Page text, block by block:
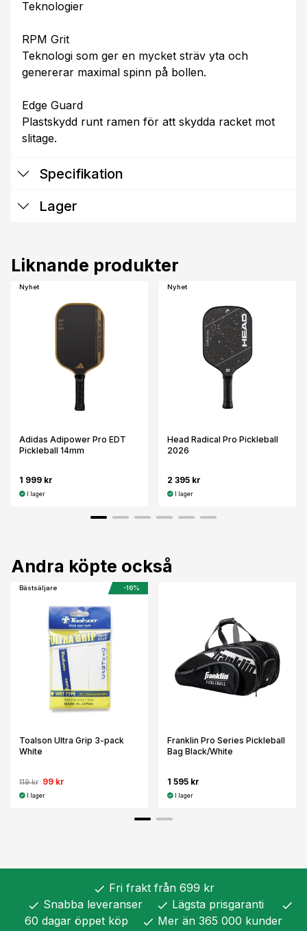
Teknologier
RPM Grit
Teknologi som ger en mycket sträv yta och
genererar maximal spinn på bollen.
Edge Guard
Plastskydd runt ramen för att skydda racket mot
slitage.
Specifikation
Lager
Liknande produkter
Nyhet
Adidas Adipower Pro EDT
Pickleball 14mm
1 999 kr
I lager
Nyhet
Head Radical Pro Pickleball
2026
2 395 kr
I lager
Andra köpte också
Bästsäljare -16%
Toalson Ultra Grip 3-pack
White
119 kr 99 kr
I lager
Franklin Pro Series Pickleball
Bag Black/White
1 595 kr
I lager
check Fri frakt från 699 kr
check Snabba leveranser check Lägsta prisgaranti check
60 dagar öppet köp check Mer än 365 000 kunder